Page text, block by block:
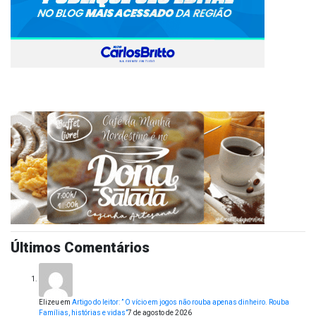
Últimos Comentários
Elizeu em Artigo do leitor: ” O vício em jogos não rouba apenas dinheiro. Rouba
Famílias, histórias e vidas”7 de agosto de 2026